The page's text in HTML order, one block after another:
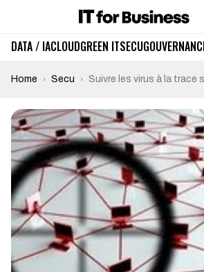
DATA / IACLOUDGREEN ITSECU
Home Secu Suivre les virus à la trace